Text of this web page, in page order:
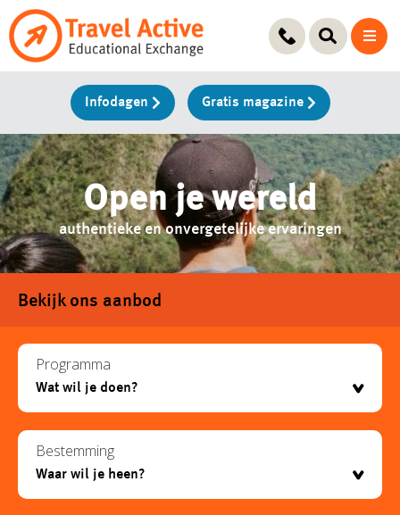
Ga
naar
Infodagen Gratis magazine
Open je wereld
authentieke en onvergetelijke ervaringen
Bekijk ons aanbod
Programma
testje
Bestemming